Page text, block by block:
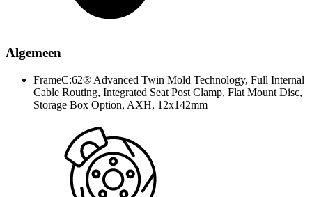
Algemeen
FrameC:62® Advanced Twin Mold Technology, Full Internal
Cable Routing, Integrated Seat Post Clamp, Flat Mount Disc,
Storage Box Option, AXH, 12x142mm